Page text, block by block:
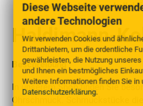
Diese Webseite
andere Technologien
Wir verwenden Cookies und
Drittanbietern, um die ordentliche
gewährleisten, die Nutzung
und Ihnen ein bestmögliches
Weitere Informationen finden Sie in
Datenschutzerklärung.
http://www.haldimann-
Haldimann-
Beschreibung
In unserem Shop finden Sie
Ohrschmuck. Schmuckstücke